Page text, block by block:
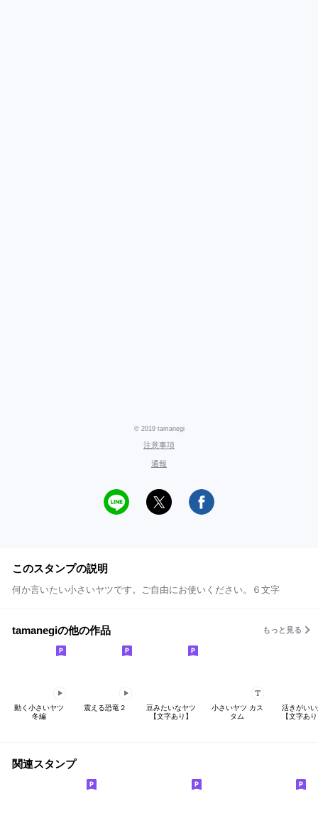
© 2019 tamanegi
注意事項
通報
このスタンプの説明
何か言いたい小さいヤツです。ご自由にお使いください。６文字
tamanegiの他の作品 もっと見る
動く小さいヤツ
冬編
震える恐竜２
豆みたいなヤツ
【文字あり】
小さいヤツ カス
タム
活きがい
【文字あ
関連スタンプ